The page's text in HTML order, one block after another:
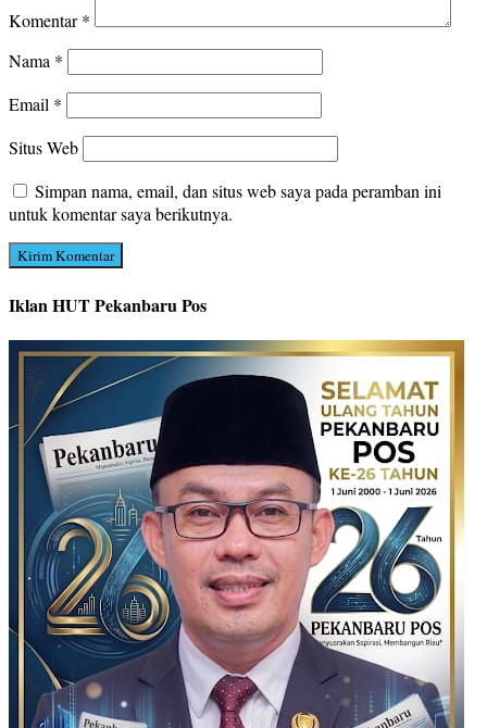
Komentar*
Nama *
Email *
Situs Web
Simpan nama, email, dan situs web saya pada peramban ini
untuk komentar saya berikutnya.
Iklan HUT Pekanbaru Pos